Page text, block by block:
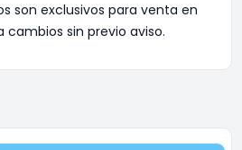
son exclusivos para venta en
cambios sin previo aviso.